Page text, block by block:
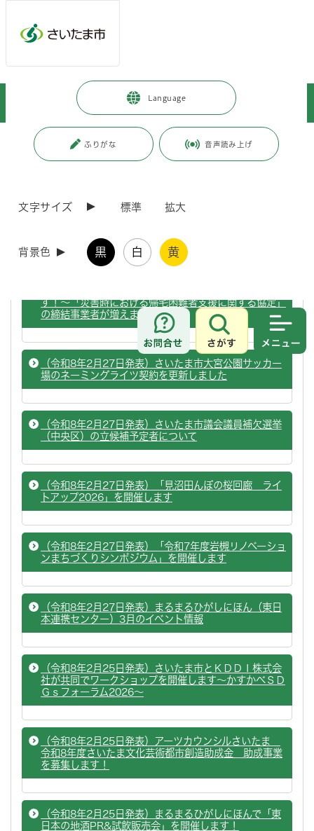
Language
ふりがな 音声読み上げ
文字サイズ 標準 拡大
背景色 黒 白 黄
お問合せ
さがす
市政情報 広報・報道 > 記者への情報提供
>
ページ番号：J007879
す！～「災害時における帰宅困難者支援に関する協定」
の締結事業者が増えました～
（令和8年2月27日発表）さいたま市大宮公園サッカー
場のネーミングライツ契約を更新しました
（令和8年2月27日発表）さいたま市議会議員補欠選挙
（中央区）の立候補予定者について
（令和8年2月27日発表）「見沼田んぼの桜回廊 ライ
トアップ2026」を開催します
（令和8年2月27日発表）「令和7年度岩槻リノベーショ
ンまちづくりシンポジウム」を開催します
（令和8年2月27日発表）まるまるひがしにほん（東日
本連携センター）3月のイベント情報
（令和8年2月25日発表）さいたま市とＫＤＤＩ株式会
社が共同でワークショップを開催します～かすかべＳＤ
Ｇｓフォーラム2026～
（令和8年2月25日発表）アーツカウンシルさいたま
令和8年度さいたま文化芸術都市創造助成金 助成事業
を募集します！
（令和8年2月25日発表）まるまるひがしにほんで「東
日本の地酒PR&試飲販売会」を開催します！